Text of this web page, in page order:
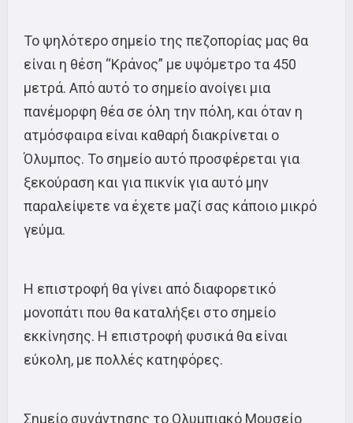
Το ψηλότερο σημείο της πεζοπορίας μας θα
είναι η θέση “Κράνος” με υψόμετρο τα 450
μετρά. Από αυτό το σημείο ανοίγει μια
πανέμορφη θέα σε όλη την πόλη, και όταν η
ατμόσφαιρα είναι καθαρή διακρίνεται ο
Όλυμπος. Το σημείο αυτό προσφέρεται για
ξεκούραση και για πικνίκ για αυτό μην
παραλείψετε να έχετε μαζί σας κάποιο μικρό
γεύμα.
Η επιστροφή θα γίνει από διαφορετικό
μονοπάτι που θα καταλήξει στο σημείο
εκκίνησης. Η επιστροφή φυσικά θα είναι
εύκολη, με πολλές κατηφόρες.
Σημείο συνάντησης το Ολυμπιακό Μουσείο